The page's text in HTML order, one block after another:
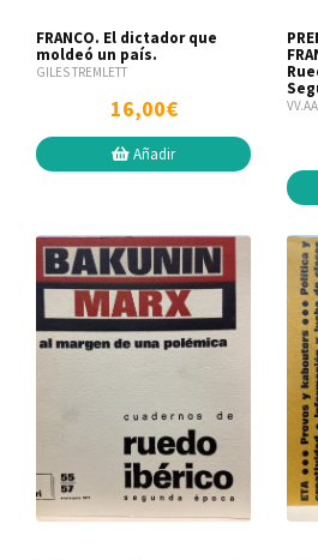
FRANCO. El dictador que
moldeó un país.
GILES TREMLETT
16,00€
Añadir